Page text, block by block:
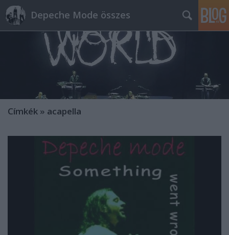
Depeche Mode összes
Címkék » acapella